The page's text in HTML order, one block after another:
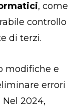
, come
controllo
di terzi.
modifiche e
errori
2024,